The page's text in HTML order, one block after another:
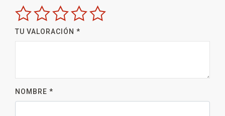
TU VALORACIÓN *
NOMBRE *